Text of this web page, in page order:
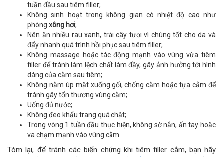
tuần đầu sau tiêm filler;
Không sinh hoạt trong không gian có nhiệt độ cao như
phòng xông hơi;
Nên ăn nhiều rau xanh, trái cây tươi vì chúng tốt cho da và
đẩy nhanh quá trình hồi phục sau tiêm filler;
Không massage hoặc tác động mạnh vào vùng vừa tiêm
filler để tránh làm lệch chất làm đầy, gây ảnh hưởng tới hình
dáng của cằm sau tiêm;
Không nằm úp mặt xuống gối, chống cằm hoặc tựa cằm để
tránh gây tổn thương vùng cằm;
Uống đủ nước;
Không đeo khẩu trang quá chật;
Trong vòng 1 tuần đầu thực hiện, không sờ nắn, ấn tay hoặc
va chạm mạnh vào vùng cằm.
Tóm lại, để tránh các biến chứng khi tiêm filler cằm, bạn hãy